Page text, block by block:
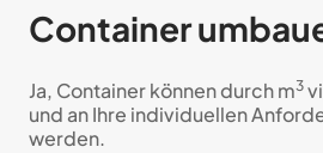
Container
Ja, Container können durch m3
und an Ihre individuellen
werden.